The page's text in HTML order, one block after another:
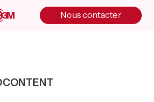
Nous contacter
Salle de presse